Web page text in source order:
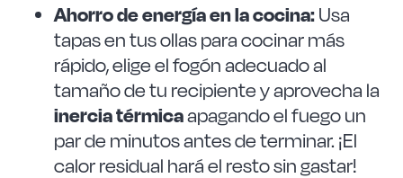
Ahorro de energía en la cocina:Usa
tapas en tus ollas para cocinar más
rápido, elige el fogón adecuado al
tamaño de tu recipiente y aprovecha la
inercia térmicaapagando el fuego un
par de minutos antes de terminar. ¡El
calor residual hará el resto sin gastar!